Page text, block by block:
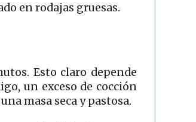
en rodajas gruesas.
Esto claro depende
un exceso de cocción
masa seca y pastosa.